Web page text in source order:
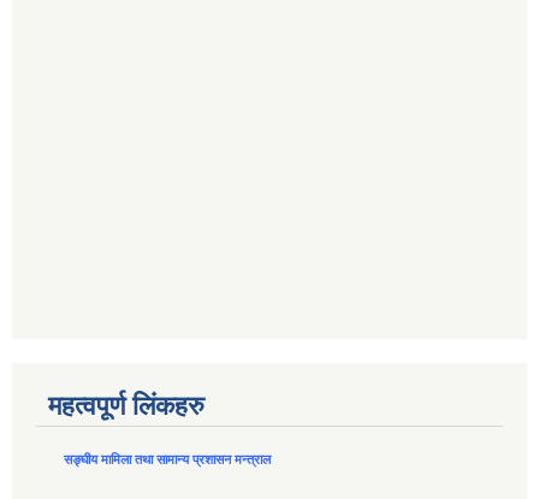
महत्वपूर्ण लिंकहरु
सङ्घीय मामिला तथा सामान्य प्रशासन मन्त्राल